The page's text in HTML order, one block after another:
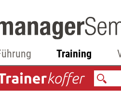
Training